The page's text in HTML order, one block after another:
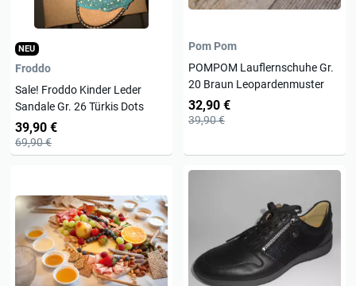
NEU
Froddo
Sale! Froddo Kinder Leder
Sandale Gr. 26 Türkis Dots
39,90 €
69,90 €
Pom Pom
POMPOM Lauflernschuhe Gr.
20 Braun Leopardenmuster
32,90 €
39,90 €